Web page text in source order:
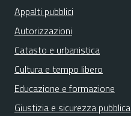
Appalti pubblici
Autorizzazioni
Catasto e urbanistica
Cultura e tempo libero
Educazione e formazione
Giustizia e sicurezza pubblica